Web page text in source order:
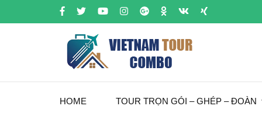
HOME TOUR TRỌN GÓI – GHÉP – ĐOÀN